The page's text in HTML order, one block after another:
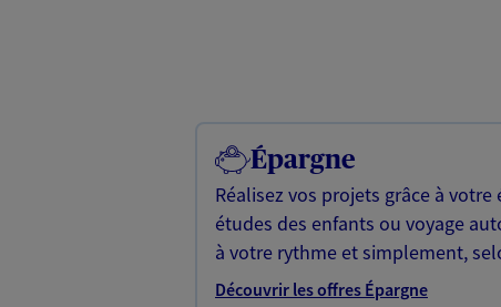
Épargne
Réalisez vos projets grâce à
études des enfants ou voyage
à votre rythme et simplement,
Découvrir les offres Épargne